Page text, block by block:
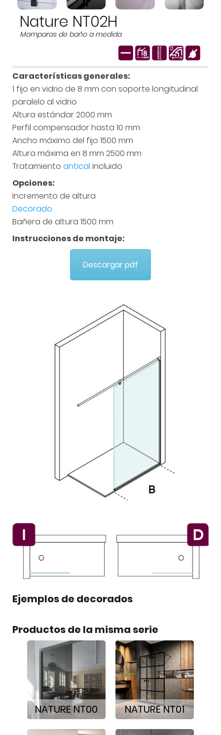
Nature NT02H
Mamparas de baño a medida
Características generales:
1 fijo en vidrio de 8 mm con soporte longitudinal
paralelo al vidrio
Altura estándar 2000 mm
Perfil compensador hasta 10 mm
Ancho máximo del fijo 1500 mm
Altura máxima en 8 mm 2500 mm
Tratamiento antical incluido
Opciones:
Incremento de altura
Decorado
Bañera de altura 1500 mm
Instrucciones de montaje:
Descargar pdf
Ejemplos de decorados
Productos de la misma serie
NATURE NT00 NATURE NT01